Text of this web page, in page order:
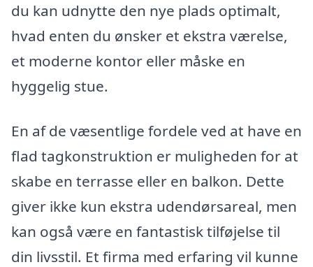
du kan udnytte den nye plads optimalt,
hvad enten du ønsker et ekstra værelse,
et moderne kontor eller måske en
hyggelig stue.
En af de væsentlige fordele ved at have en
flad tagkonstruktion er muligheden for at
skabe en terrasse eller en balkon. Dette
giver ikke kun ekstra udendørsareal, men
kan også være en fantastisk tilføjelse til
din livsstil. Et firma med erfaring vil kunne